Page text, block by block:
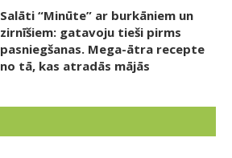
Salāti “Minūte” ar burkāniem un
zirnīšiem: gatavoju tieši pirms
pasniegšanas. Mega-ātra recepte
no tā, kas atradās mājās